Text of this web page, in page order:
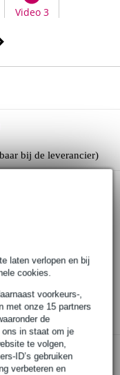
laten verlopen en bij
cookies.
voorkeurs-,
met onze 15 partners
de
in staat om je
te volgen,
ID’s gebruiken
verbeteren en
Video 3
bij de leverancier)